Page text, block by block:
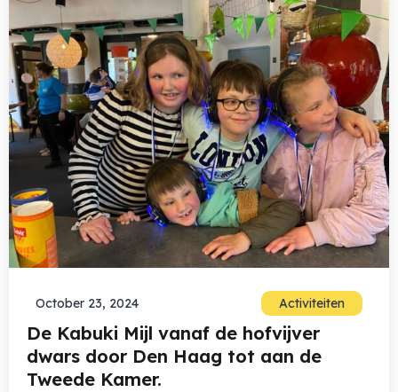
October 23, 2024 Activiteiten
De Kabuki Mijl vanaf de hofvijver
dwars door Den Haag tot aan de
Tweede Kamer.